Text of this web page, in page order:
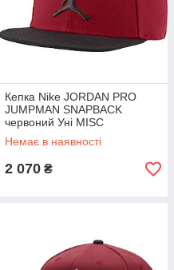
Кепка Nike JORDAN PRO
JUMPMAN SNAPBACK
червоний Уні MISC
Немає в наявності
2 070 ₴